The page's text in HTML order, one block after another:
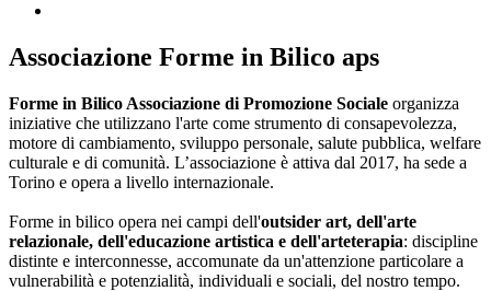
Associazione Forme in Bilico aps
Forme in Bilico Associazione di Promozione Sociale organizza
iniziative che utilizzano l'arte come strumento di consapevolezza,
motore di cambiamento, sviluppo personale, salute pubblica, welfare
culturale e di comunità. L’associazione è attiva dal 2017, ha sede a
Torino e opera a livello internazionale.
Forme in bilico opera nei campi dell'outsider art, dell'arte
relazionale, dell'educazione artistica e dell'arteterapia: discipline
distinte e interconnesse, accomunate da un'attenzione particolare a
vulnerabilità e potenzialità, individuali e sociali, del nostro tempo.